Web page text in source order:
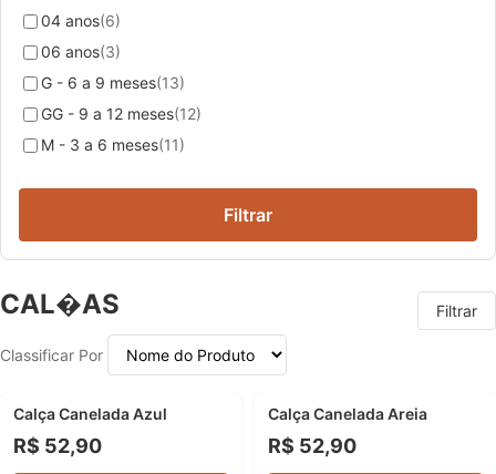
04 anos(6)
06 anos(3)
G - 6 a 9 meses(13)
GG - 9 a 12 meses(12)
M - 3 a 6 meses(11)
Filtrar
CAL�AS Filtrar
Classificar Por
NOVIDADE
Calça Canelada Azul
R$ 52,90
NOVIDADE
Calça Canelada Areia
R$ 52,90